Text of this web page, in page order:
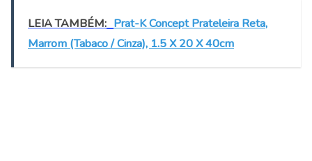
LEIA TAMBÉM: Prat-K Concept Prateleira Reta,
Marrom (Tabaco / Cinza), 1.5 X 20 X 40cm